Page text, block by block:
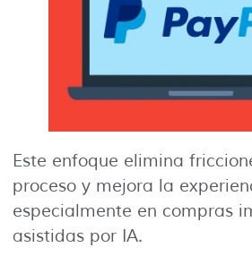
Este enfoque elimina
proceso y mejora la
especialmente en compras
asistidas por IA.